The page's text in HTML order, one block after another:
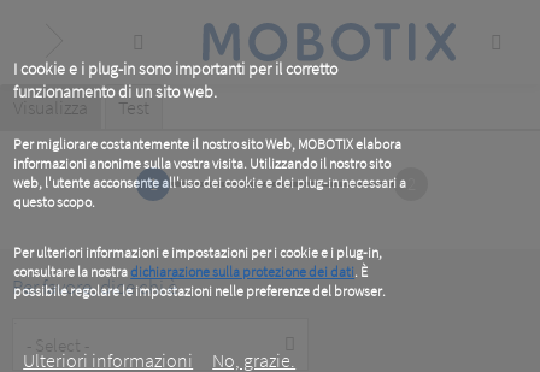
I cookie e i plug-in sono importanti per il corretto
funzionamento di un sito web.
Per migliorare costantemente il nostro sito Web, MOBOTIX elabora
informazioni anonime sulla vostra visita. Utilizzando il nostro sito
web, l'utente acconsente all'uso dei cookie e dei plug-in necessari a
questo scopo.
Per ulteriori informazioni e impostazioni per i cookie e i plug-in,
consultare la nostradichiarazione sulla protezione dei dati. È
possibile regolare le impostazioni nelle preferenze del browser.
Ulteriori informazioni
No, grazie.
content
Primary
tabs
Visualizza (active
Test
1
Per favore, dice chi è
Type